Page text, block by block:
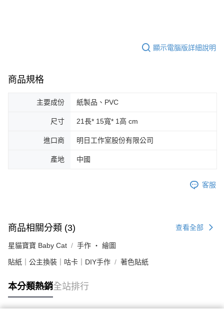
顯示電腦版詳細說明
商品規格
主要成份 紙製品、PVC
尺寸 21長* 15寬* 1高 cm
進口商 明日工作室股份有限公司
產地 中國
客服
商品相關分類 (3) 查看全部
星貓寶寶 Baby Cat 手作 ‧ 繪圖
貼紙｜公主換裝｜咕卡｜DIY手作 著色貼紙
本分類熱銷全站排行